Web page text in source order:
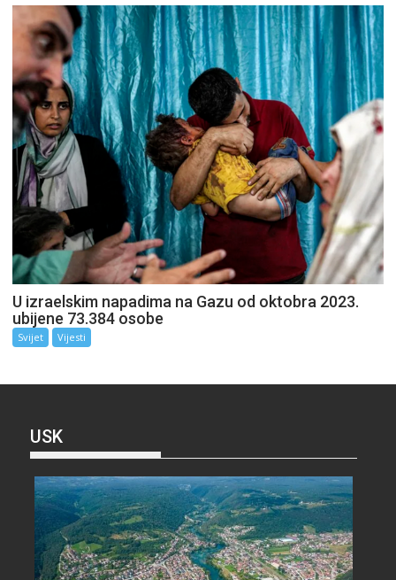
U izraelskim napadima na Gazu od oktobra 2023.
ubijene 73.384 osobe
Svijet Vijesti
USK